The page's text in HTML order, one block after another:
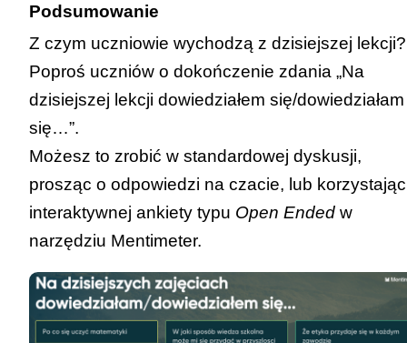
Podsumowanie
Z czym uczniowie wychodzą z dzisiejszej lekcji?
Poproś uczniów o dokończenie zdania „Na
dzisiejszej lekcji dowiedziałem się/dowiedziałam
się…”.
Możesz to zrobić w standardowej dyskusji,
prosząc o odpowiedzi na czacie, lub
interaktywnej ankiety typu Open Ended w
narzędziu Mentimeter.